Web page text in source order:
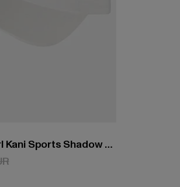
KA242-029-3 Karl Kani Sports Shadow Stripe Cap
EUR
Aktionspreis: 24,99 EUR